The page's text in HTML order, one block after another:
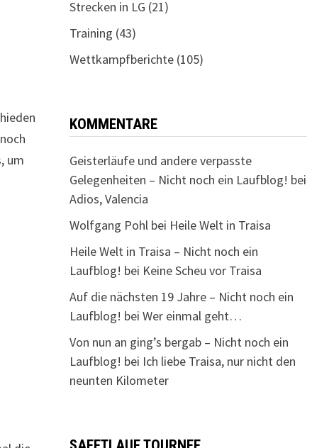
um
Strecken in LG (21)
Training (43)
Wettkampfberichte(105)
KOMMENTARE
Geisterläufe und andere verpasste
Gelegenheiten – Nicht noch ein Laufblog! bei
Adios, Valencia
Wolfgang Pohlbei Heile Welt in Traisa
Heile Welt in Traisa – Nicht noch ein
Laufblog! bei Keine Scheu vor Traisa
Auf die nächsten 19 Jahre – Nicht noch ein
Laufblog! bei Wer einmal geht…
Von nun an ging’s bergab – Nicht noch ein
Laufblog! bei Ich liebe Traisa, nur nicht den
neunten Kilometer